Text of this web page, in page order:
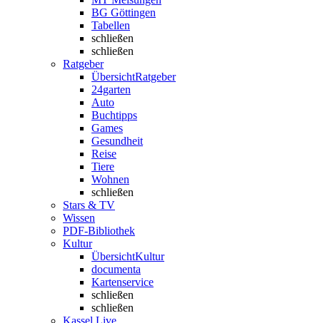
BG Göttingen
Tabellen
schließen
schließen
Ratgeber
ÜbersichtRatgeber
24garten
Auto
Buchtipps
Games
Gesundheit
Reise
Tiere
Wohnen
schließen
Stars & TV
Wissen
PDF-Bibliothek
Kultur
ÜbersichtKultur
documenta
Kartenservice
schließen
schließen
Kassel Live